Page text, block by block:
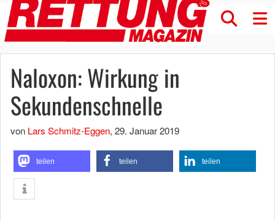
Naloxon: Wirkung in
Sekundenschnelle
von Lars Schmitz-Eggen, 29. Januar 2019
teilen teilen teilen